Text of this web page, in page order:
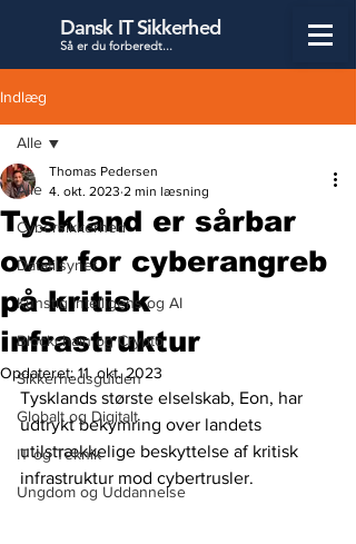
Dansk IT Sikkerhed
Så er du forberedt...
Indlæg
Alle
Cybersikkerhed
Datatilsynet
Kunstig Intelligens og AI
Blockchain og Crypto
Sikkerhedsguiden
Globalt og Digitalt
IT og Teknik
Ungdom og Uddannelse
Alle
Tyskland er sårbar
over for cyberangreb
på kritisk
infrastruktur
Thomas Pedersen
4. okt. 2023 2 min læsning
Opdateret:11. okt. 2023
Tysklands største elselskab, Eon, har
udtrykt bekymring over landets
utilstrækkelige beskyttelse af kritisk
infrastruktur mod cybertrusler.